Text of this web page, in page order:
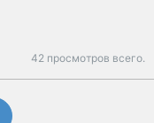
42 просмотров всего.